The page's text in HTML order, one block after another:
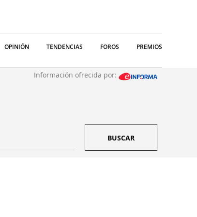
OPINIÓN TENDENCIAS FOROS PREMIOS
Información ofrecida por:
BUSCAR